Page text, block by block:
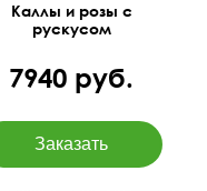
Каллы и розы с
рускусом
7940 руб.